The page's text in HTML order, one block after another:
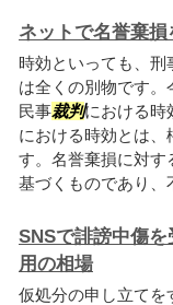
ネットで名誉棄
時効といっても、刑
は全くの別物です。
民事裁判における時
における時効とは、
す。名誉棄損に対す
基づくものであり、
SNSで誹謗中傷
用の相場
仮処分の申し立てを